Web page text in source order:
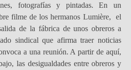
fotografías y pintadas. En un
filme de los hermanos Lumière, el
de la fábrica de unos obreros a
sindical que afirma traer noticias
a una reunión. A partir de aquí,
las desigualdades entre obreros y